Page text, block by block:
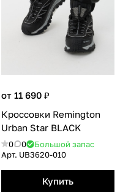
от 11 690 ₽
Кроссовки Remington
Urban Star BLACK
0 0
Большой запас
Арт. UB3620-010
Купить